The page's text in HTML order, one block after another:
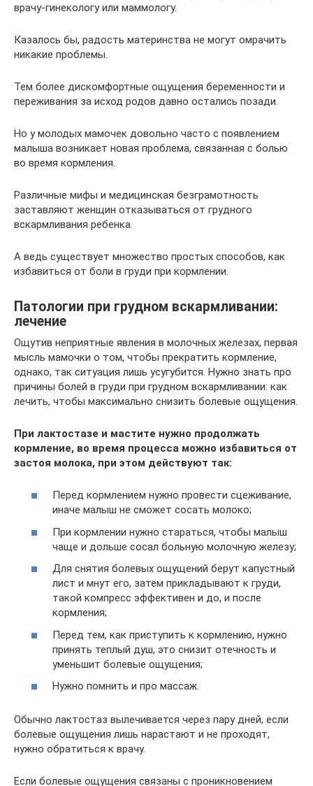
врачу-гинекологу или маммологу.
Казалось бы, радость материнства не могут омрачить
никакие проблемы.
Тем более дискомфортные ощущения беременности и
переживания за исход родов давно остались позади.
Но у молодых мамочек довольно часто с появлением
малыша возникает новая проблема, связанная с болью
во время кормления.
Различные мифы и медицинская безграмотность
заставляют женщин отказываться от грудного
вскармливания ребенка.
А ведь существует множество простых способов, как
избавиться от боли в груди при кормлении.
Патологии при грудном вскармливании:
лечение
Ощутив неприятные явления в молочных железах, первая
мысль мамочки о том, чтобы прекратить кормление,
однако, так ситуация лишь усугубится. Нужно знать про
причины болей в груди при грудном вскармливании: как
лечить, чтобы максимально снизить болевые ощущения.
При лактостазе и мастите нужно продолжать
кормление, во время процесса можно избавиться от
застоя молока, при этом действуют так:
Перед кормлением нужно провести сцеживание,
иначе малыш не сможет сосать молоко;
При кормлении нужно стараться, чтобы малыш
чаще и дольше сосал больную молочную железу;
Для снятия болевых ощущений берут капустный
лист и мнут его, затем прикладывают к груди,
такой компресс эффективен и до, и после
кормления;
Перед тем, как приступить к кормлению, нужно
принять теплый душ, это снизит отечность и
уменьшит болевые ощущения;
Нужно помнить и про массаж.
Обычно лактостаз вылечивается через пару дней, если
болевые ощущения лишь нарастают и не проходят,
нужно обратиться к врачу.
Если болевые ощущения связаны с проникновением